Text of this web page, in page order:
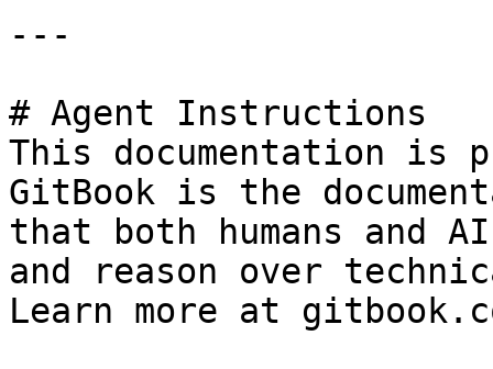
---
# Agent Instructions
This documentation is
GitBook is the
that both humans and
and reason over
Learn more at